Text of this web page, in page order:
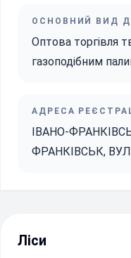
ОСНОВНИЙ ВИД
Оптова торгівля
газоподібним
АДРЕСА
ІВАНО-
ФРАНКІВСЬК,
Ліси